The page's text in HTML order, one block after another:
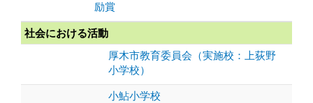
励賞
社会における活動
厚木市教育委員会（実施校：上荻野
小学校）
小鮎小学校